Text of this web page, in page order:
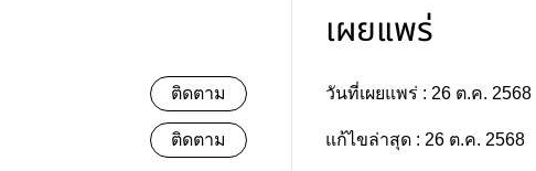
ติดตาม
ติดตาม
เผยแพร่
วันที่เผยแพร่ : 26 ต.ค. 2568
แก้ไขล่าสุด : 26 ต.ค. 2568